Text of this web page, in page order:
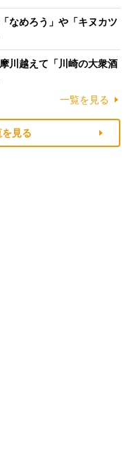
なめろう」や「キヌカツ
川越えて「川崎の大衆酒
一覧を見る
見る